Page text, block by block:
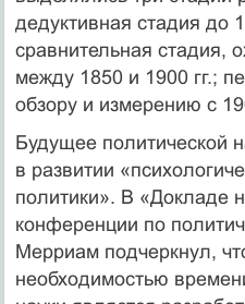
дедуктивная стадия до
сравнительная стадия,
между 1850 и 1900 гг.;
обзору и измерению с
Будущее политической
в развитии
политики». В «Докладе
конференции по
Мерриам подчеркнул,
необходимостью